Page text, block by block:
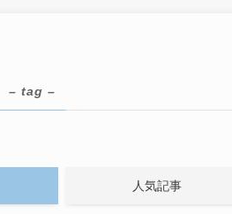
– tag –
人気記事